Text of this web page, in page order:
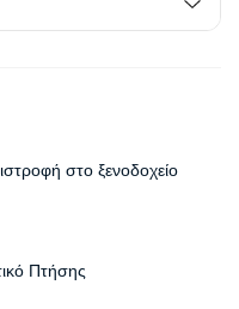
στο ξενοδοχείο
Πτήσης